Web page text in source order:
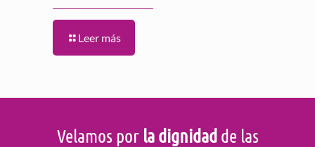
Leer más
Velamos por la dignidadde las